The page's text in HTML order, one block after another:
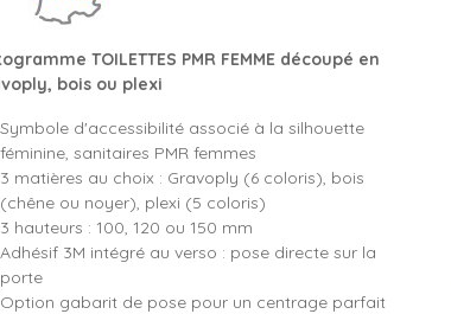
TOILETTES PMR FEMME découpé en
bois ou plexi
Symbole d'accessibilité associé à la silhouette
féminine, sanitaires PMR femmes
3 matières au choix : Gravoply (6 coloris), bois
(chêne ou noyer), plexi (5 coloris)
3 hauteurs : 100, 120 ou 150 mm
Adhésif 3M intégré au verso : pose directe sur la
porte
Option gabarit de pose pour un centrage parfait